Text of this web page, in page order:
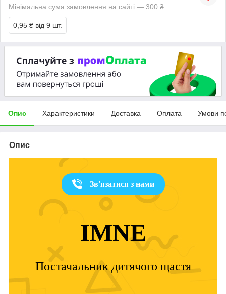
Мінімальна сума замовлення на сайті — 300 ₴
0,95 ₴ від 9 шт.
Опис Характеристики Доставка Оплата Умови
Опис
Зв'язатися з нами
IMNE
Постачальник дитячого щастя